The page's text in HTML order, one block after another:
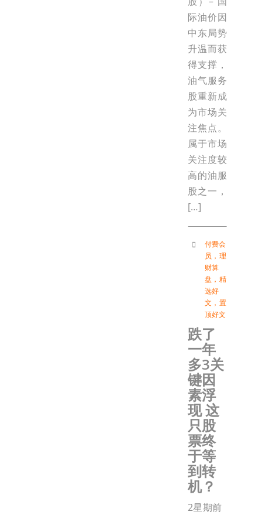
际油价因
中东局势
升温而获
得支撑，
油气服务
股重新成
为市场关
注焦点。
属于市场
关注度较
高的油服
股之一，
[…]
付费会
员 ， 理
财算
盘 ， 精
选好
文 ， 置
顶好文
跌了
一年
多3关
键因
素浮
现 这
只股
票终
于等
到转
机？
2星期前